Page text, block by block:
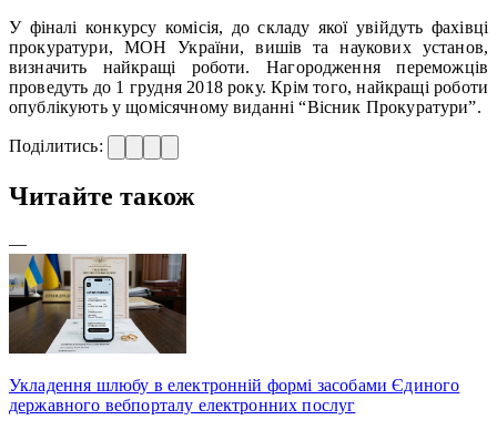
У фіналі конкурсу комісія, до складу якої увійдуть фахівці
прокуратури, МОН України, вишів та наукових установ,
визначить найкращі роботи. Нагородження переможців
проведуть до 1 грудня 2018 року. Крім того, найкращі роботи
опублікують у щомісячному виданні “Вісник Прокуратури”.
Поділитись:
Читайте також
—
Укладення шлюбу в електронній формі засобами Єдиного
державного вебпорталу електронних послуг